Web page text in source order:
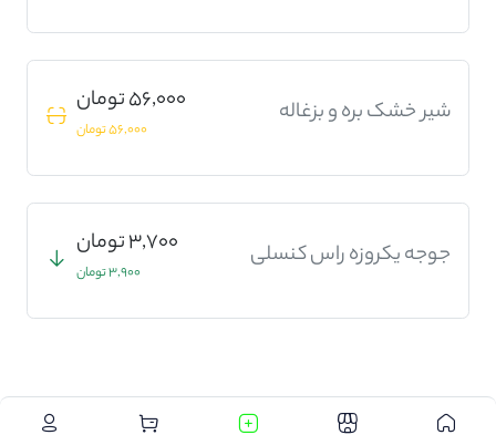
شیر خشک بره و بزغاله 56,000 تومان
56,000 تومان
جوجه یکروزه راس کنسلی 3,700 تومان
3,900 تومان